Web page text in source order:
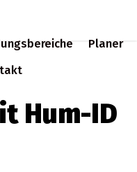
Planer
Hum-ID